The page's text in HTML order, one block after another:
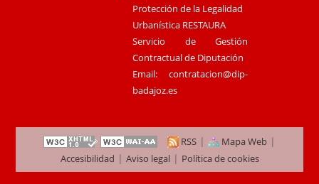
Protección de la Legalidad
Urbanística RESTAURA
Servicio de Gestión
Contractual de Diputación
Email:contratacion@dip-
badajoz.es
RSS | Mapa Web |
Accesibilidad | Aviso legal| Política de cookies